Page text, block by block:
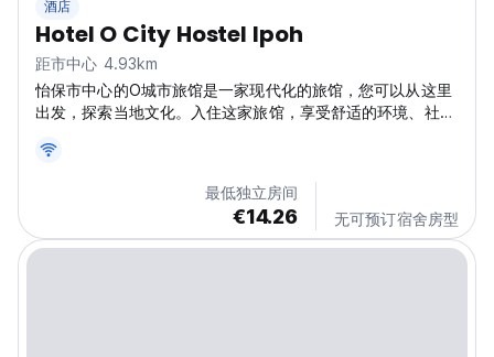
酒店
Hotel O City Hostel Ipoh
距市中心 4.93km
怡保市中心的O城市旅馆是一家现代化的旅馆，您可以从这里
出发，探索当地文化。入住这家旅馆，享受舒适的环境、社区
最低独立房间
€14.26 无可预订宿舍房型